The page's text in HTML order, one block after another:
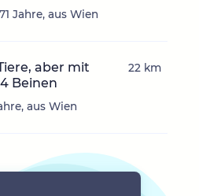
Jahre, aus Wien
aber mit
Beinen
aus Wien
22 km